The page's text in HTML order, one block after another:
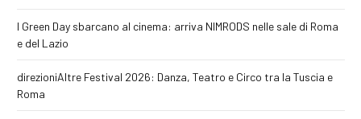
I Green Day sbarcano al cinema: arriva NIMRODS nelle sale di Roma
e del Lazio
direzioniAltre Festival 2026: Danza, Teatro e Circo tra la Tuscia e
Roma